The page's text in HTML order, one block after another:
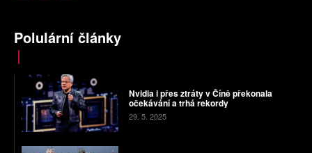
Polulární články
Nvidia i přes ztráty v Číně překonala
očekávání a trhá rekordy
29. 5. 2025